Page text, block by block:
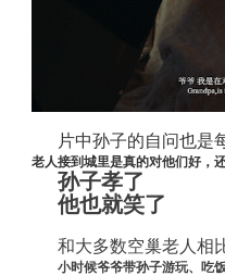
片中孙子的自问也是
老人接到城里是真的对他们好，
孙子孝了
他也就笑了
和大多数空巢老人相
小时候爷爷带孙子游玩、吃